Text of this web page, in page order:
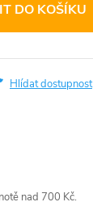
DO KOŠÍKU
Hlídat dostupnost
nad 700 Kč.